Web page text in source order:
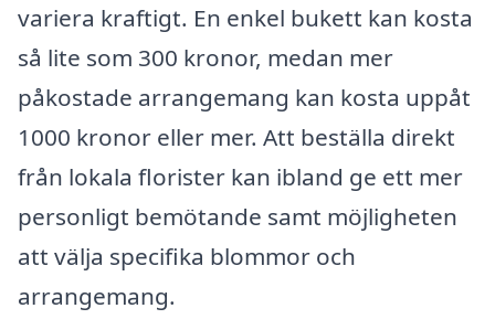
variera kraftigt. En enkel bukett kan kosta
så lite som 300 kronor, medan mer
påkostade arrangemang kan kosta uppåt
1000 kronor eller mer. Att beställa direkt
från lokala florister kan ibland ge ett mer
personligt bemötande samt möjligheten
att välja specifika blommor och
arrangemang.